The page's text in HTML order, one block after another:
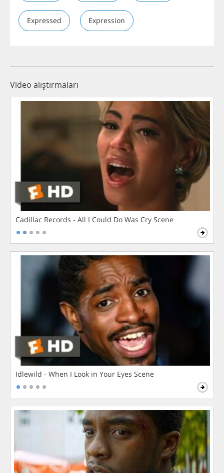
Expressed Expression
Video alıştırmaları
Cadillac Records - All I Could Do Was Cry Scene
Idlewild - When I Look in Your Eyes Scene